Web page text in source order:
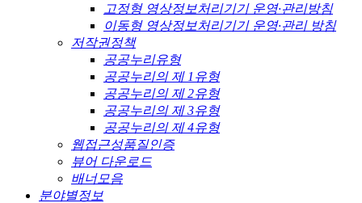
고정형 영상정보처리기기 운영·관리방침
이동형 영상정보처리기기 운영·관리 방침
저작권정책
공공누리유형
공공누리의 제 1유형
공공누리의 제 2유형
공공누리의 제 3유형
공공누리의 제 4유형
웹접근성품질인증
뷰어 다운로드
배너모음
분야별정보